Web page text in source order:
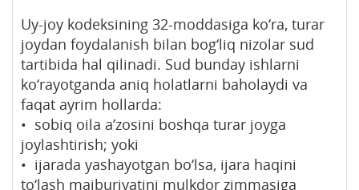
Uy-joy kodeksining 32-moddasiga ko‘ra, turar
joydan foydalanish bilan bog‘liq nizolar sud
tartibida hal qilinadi. Sud bunday ishlarni
ko‘rayotganda aniq holatlarni baholaydi va
faqat ayrim hollarda:
• sobiq oila a’zosini boshqa turar joyga
joylashtirish; yoki
• ijarada yashayotgan bo‘lsa, ijara haqini
to‘lash majburiyatini mulkdor zimmasiga